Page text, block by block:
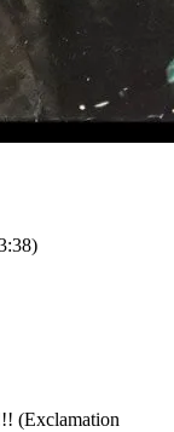
(Exclamation